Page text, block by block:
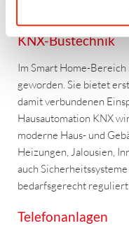
kundenfreundlichen
KNX-Bustechnik
Im Smart Home-
geworden. Sie bietet
damit verbundenen
Hausautomation KNX
moderne Haus- und
Heizungen, Jalousien,
auch
bedarfsgerecht
Telefonanlagen